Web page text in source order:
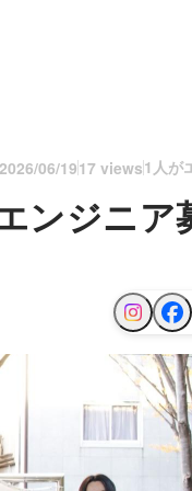
2026/06/1917 views1人が
ンジニア